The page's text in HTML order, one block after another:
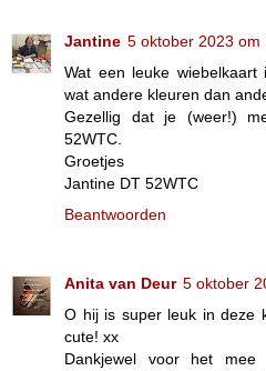
Jantine 5 oktober 2023 om
Wat een leuke
wat andere kleuren dan
Gezellig dat je (weer!)
52WTC.
Groetjes
Jantine DT 52WTC
Beantwoorden
Anita van Deur 5 oktober
O hij is super leuk in deze
cute! xx
Dankjewel voor het